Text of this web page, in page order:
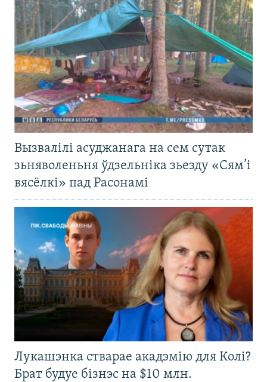
Вызвалілі асуджанага на сем сутак
зьняволеньня ўдзельніка зьезду «Сям’і
вясёлкі» пад Расонамі
Лукашэнка стварае акадэмію для Колі?
Брат будуе бізнэс на $10 млн.